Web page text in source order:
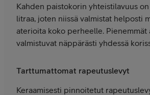
Kahden paistokorin yhteistilavuus
litraa, joten niissä valmistat helposti
aterioita koko perheelle. Pienemmät
valmistuvat näppärästi yhdessä
Tarttumattomat rapeutuslevyt
Keraamisesti pinnoitetut